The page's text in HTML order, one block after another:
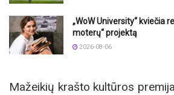
„WoW University“ kviečia
moterų“ projektą
2026-08-06
Mažeikių krašto kultūros